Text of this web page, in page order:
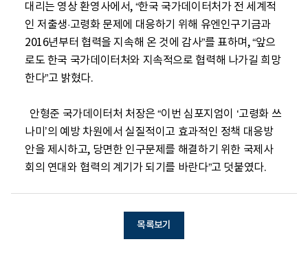
대리는 영상 환영사에서, “한국 국가데이터처가 전 세계적
인 저출생·고령화 문제에 대응하기 위해 유엔인구기금과
2016년부터 협력을 지속해 온 것에 감사”를 표하며, “앞으
로도 한국 국가데이터처와 지속적으로 협력해 나가길 희망
한다”고 밝혔다.
나미’의 예방 차원에서 실질적이고 효과적인 정책 대응방
안을 제시하고, 당면한 인구문제를 해결하기 위한 국제사
회의 연대와 협력의 계기가 되기를 바란다”고 덧붙였다.
목록보기